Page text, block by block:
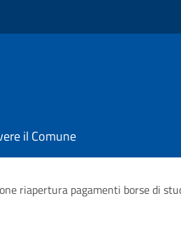
il Comune
riapertura pagamenti borse di